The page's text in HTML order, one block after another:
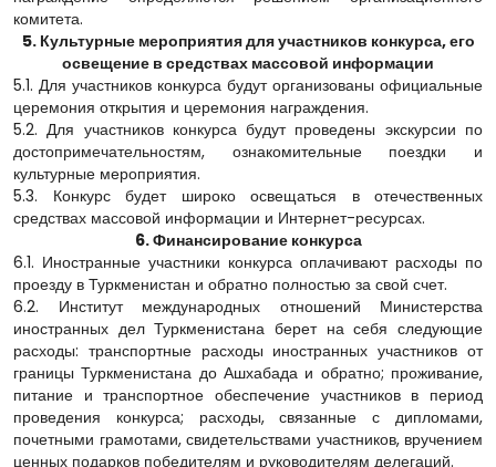
комитета.
5. Культурные мероприятия для участников конкурса, его
освещение в средствах массовой информации
5.1. Для участников конкурса будут организованы официальные
церемония открытия и церемония награждения.
5.2. Для участников конкурса будут проведены экскурсии по
достопримечательностям, ознакомительные поездки и
культурные мероприятия.
5.3. Конкурс будет широко освещаться в отечественных
средствах массовой информации и Интернет-ресурсах.
6. Финансирование конкурса
6.1. Иностранные участники конкурса оплачивают расходы по
проезду в Туркменистан и обратно полностью за свой счет.
6.2. Институт международных отношений Министерства
иностранных дел Туркменистана берет на себя следующие
расходы: транспортные расходы иностранных участников от
границы Туркменистана до Ашхабада и обратно; проживание,
питание и транспортное обеспечение участников в период
проведения конкурса; расходы, связанные с дипломами,
почетными грамотами, свидетельствами участников, вручением
ценных подарков победителям и руководителям делегаций.